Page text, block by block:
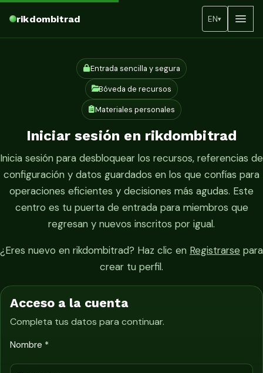
rikdombitrad EN▾
Entrada sencilla y segura
Bóveda de recursos
Materiales personales
Iniciar sesión en rikdombitrad
Inicia sesión para desbloquear los recursos, referencias de
configuración y datos guardados en los que confías para
operaciones eficientes y decisiones más agudas. Este
centro es tu puerta de entrada para miembros que
regresan y nuevos inscritos por igual.
¿Eres nuevo en rikdombitrad? Haz clic en Registrarse para
crear tu perfil.
Acceso a la cuenta
Completa tus datos para continuar.
Nombre *